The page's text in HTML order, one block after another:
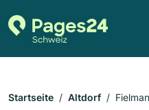
Startseite Altdorf